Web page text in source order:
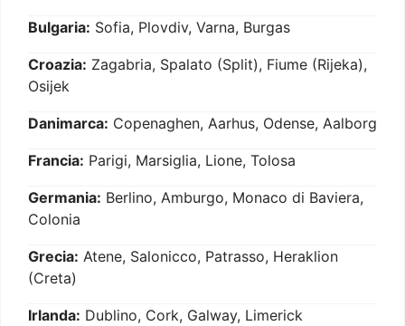
Bulgaria: Sofia, Plovdiv, Varna, Burgas
Croazia: Zagabria, Spalato (Split), Fiume (Rijeka),
Osijek
Danimarca: Copenaghen, Aarhus, Odense, Aalborg
Francia: Parigi, Marsiglia, Lione, Tolosa
Germania: Berlino, Amburgo, Monaco di Baviera,
Colonia
Grecia: Atene, Salonicco, Patrasso, Heraklion
(Creta)
Irlanda: Dublino, Cork, Galway, Limerick